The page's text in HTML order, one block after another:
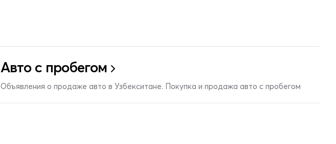
Авто с пробегом
Объявления о продаже авто в Узбекситане. Покупка и продажа авто с пробегом